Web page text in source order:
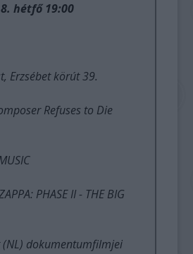
hétfő 19:00
Erzsébet körút 39.
Refuses to Die
PHASE II - THE BIG
(NL) dokumentumfilmjei